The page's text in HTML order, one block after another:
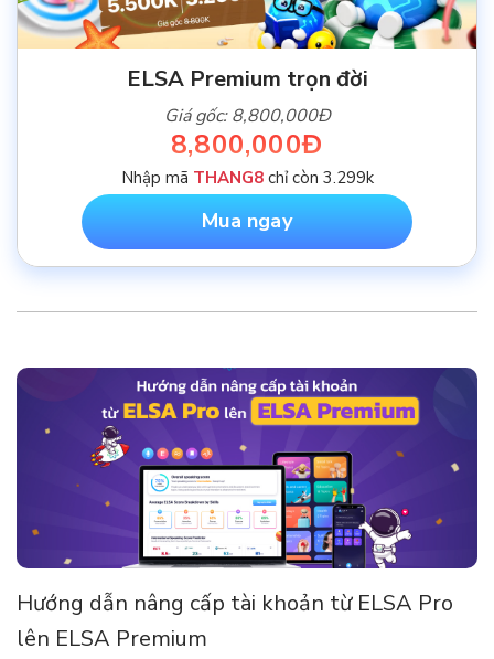
ELSA Premium trọn đời
Giá gốc: 8,800,000Đ
8,800,000Đ
Nhập mã THANG8chỉ còn 3.299k
Mua ngay
Hướng dẫn nâng cấp tài khoản từ ELSA Pro
lên ELSA Premium